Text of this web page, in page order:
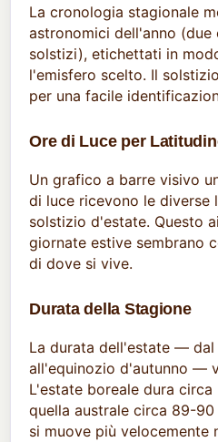
La cronologia stagionale
astronomici dell'anno (due
solstizi), etichettati in
l'emisfero scelto. Il
per una facile
Ore di Luce per
Un grafico a barre visivo
di luce ricevono le diverse
solstizio d'estate. Questo
giornate estive sembrano
di dove si vive.
Durata della Stagione
La durata dell'estate —
all'equinozio d'autunno —
L'estate boreale dura
quella australe circa 89-
si muove più velocemente